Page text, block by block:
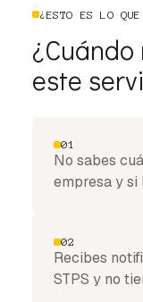
¿ESTO ES LO
este
01
No sabes
empresa y si
02
Recibes
STPS y no